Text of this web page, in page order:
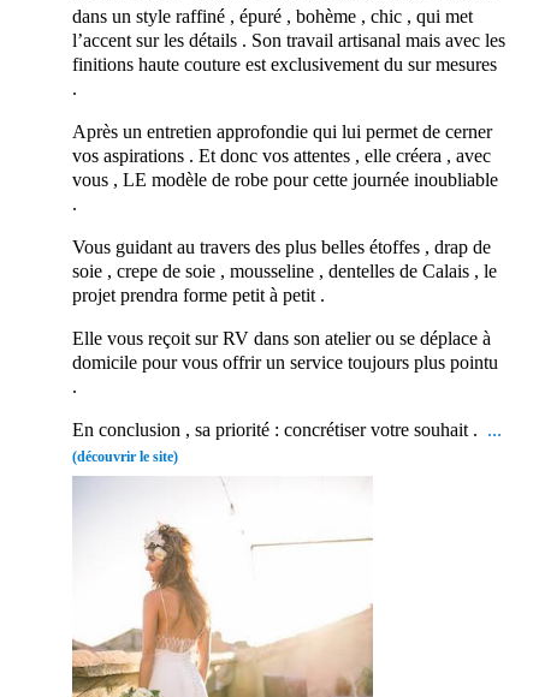
dans un style raffiné , épuré , bohème , chic , qui met
l’accent sur les détails . Son travail artisanal mais avec les
finitions haute couture est exclusivement du sur mesures
.
Après un entretien approfondie qui lui permet de cerner
vos aspirations . Et donc vos attentes , elle créera , avec
vous , LE modèle de robe pour cette journée inoubliable
.
Vous guidant au travers des plus belles étoffes , drap de
soie , crepe de soie , mousseline , dentelles de Calais , le
projet prendra forme petit à petit .
Elle vous reçoit sur RV dans son atelier ou se déplace à
domicile pour vous offrir un service toujours plus pointu
.
En conclusion , sa priorité : concrétiser votre souhait .
…
(découvrir le site)